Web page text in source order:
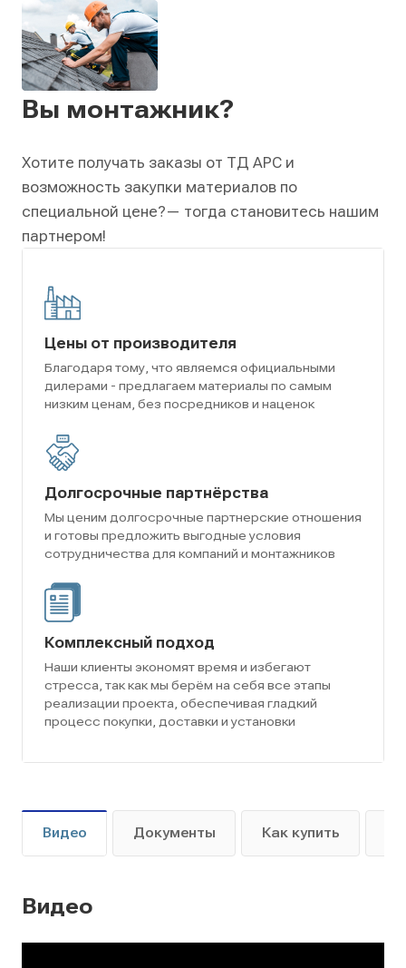
Вы монтажник?
Хотите получать заказы от ТД АРС и
возможность закупки материалов по
специальной цене?— тогда становитесь нашим
партнером!
Цены от производителя
Благодаря тому, что являемся официальными
дилерами - предлагаем материалы по самым
низким ценам, без посредников и наценок
Долгосрочные партнёрства
Мы ценим долгосрочные партнерские отношения
и готовы предложить выгодные условия
сотрудничества для компаний и монтажников
Комплексный подход
Наши клиенты экономят время и избегают
стресса, так как мы берём на себя все этапы
реализации проекта, обеспечивая гладкий
процесс покупки, доставки и установки
Видео Документы Как купить
Видео